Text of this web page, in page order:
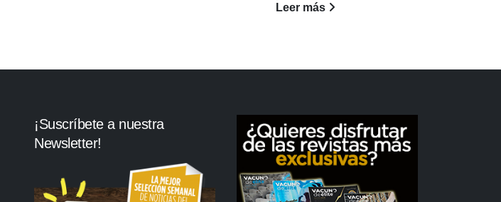
Leer más
¡Suscríbete a nuestra
Newsletter!